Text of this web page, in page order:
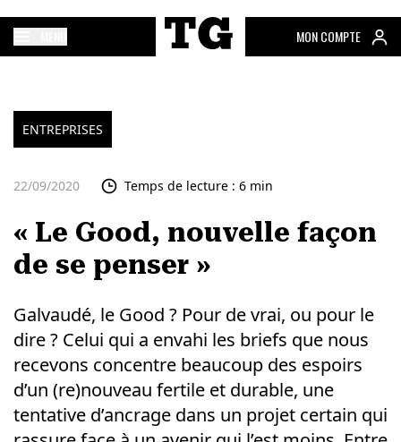
MON COMPTE
ENTREPRISES
22/09/2020 Temps de lecture : 6 min
« Le Good, nouvelle façon
de se penser »
Galvaudé, le Good ? Pour de vrai, ou pour le
dire ? Celui qui a envahi les briefs que nous
recevons concentre beaucoup des espoirs
d’un (re)nouveau fertile et durable, une
tentative d’ancrage dans un projet certain qui